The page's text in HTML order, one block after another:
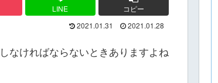
LINE
コピー
2021.01.31
2021.01.28
なければならないときありますよね